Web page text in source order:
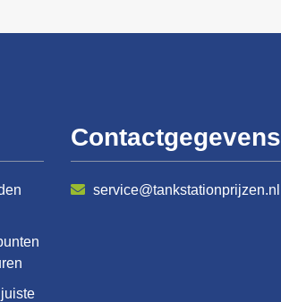
Contactgegevens
service@tankstationprijzen.nl